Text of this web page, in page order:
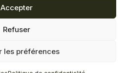
Accepter
Refuser
les préférences